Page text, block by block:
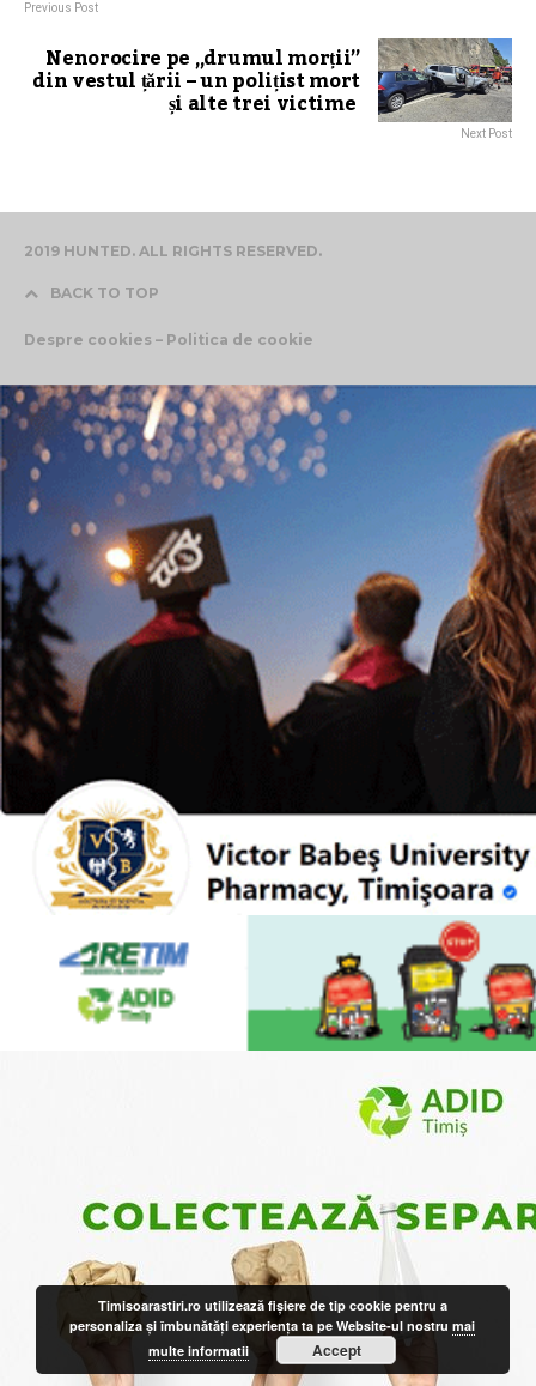
Previous Post
Nenorocire pe „drumul morții”
din vestul țării – un polițist mort
și alte trei victime
Next Post
2019 HUNTED. ALL RIGHTS RESERVED.
BACK TO TOP
Despre cookies – Politica de cookie
Timisoarastiri.ro utilizează fişiere de tip cookie pentru a
personaliza și îmbunătăți experiența ta pe Website-ul nostrumai
multe informatii
Accept